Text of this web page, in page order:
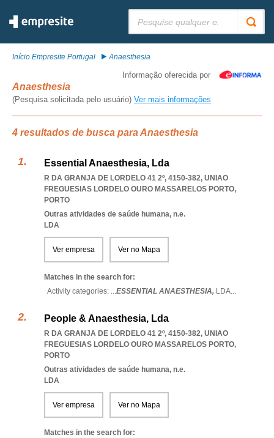
Início Empresite Portugal Anaesthesia
Informação oferecida por
Anaesthesia
(Pesquisa solicitada pelo usuário) Ver mais informações
4 resultados de busca para Anaesthesia
Essential Anaesthesia, Lda
R DA GRANJA DE LORDELO 41 2º, 4150-382, UNIAO
FREGUESIAS LORDELO OURO MASSARELOS PORTO,
PORTO
Outras atividades de saúde humana, n.e.
LDA
Ver empresa Ver no Mapa
Matches in the search for:
Activity categories: ...ESSENTIAL ANAESTHESIA, LDA...
People & Anaesthesia, Lda
R DA GRANJA DE LORDELO 41 2º, 4150-382, UNIAO
FREGUESIAS LORDELO OURO MASSARELOS PORTO,
PORTO
Outras atividades de saúde humana, n.e.
LDA
Ver empresa Ver no Mapa
Matches in the search for: